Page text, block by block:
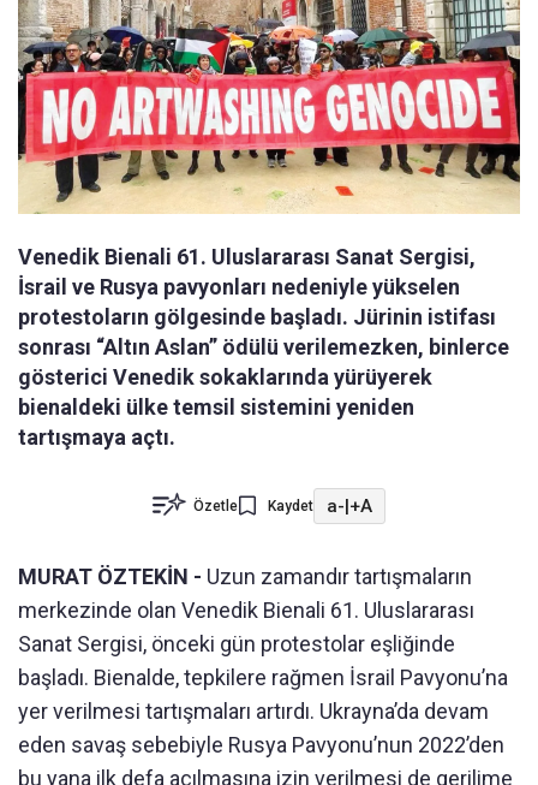
Venedik Bienali 61. Uluslararası Sanat Sergisi,
İsrail ve Rusya pavyonları nedeniyle yükselen
protestoların gölgesinde başladı. Jürinin istifası
sonrası “Altın Aslan” ödülü verilemezken, binlerce
gösterici Venedik sokaklarında yürüyerek
bienaldeki ülke temsil sistemini yeniden
tartışmaya açtı.
Özetle Kaydet a-|+A
MURAT ÖZTEKİN - Uzun zamandır tartışmaların
merkezinde olan Venedik Bienali 61. Uluslararası
Sanat Sergisi, önceki gün protestolar eşliğinde
başladı. Bienalde, tepkilere rağmen İsrail Pavyonu’na
yer verilmesi tartışmaları artırdı. Ukrayna’da devam
eden savaş sebebiyle Rusya Pavyonu’nun 2022’den
bu yana ilk defa açılmasına izin verilmesi de gerilime